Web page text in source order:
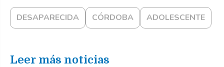
DESAPARECIDA CÓRDOBA ADOLESCENTE
Leer más noticias